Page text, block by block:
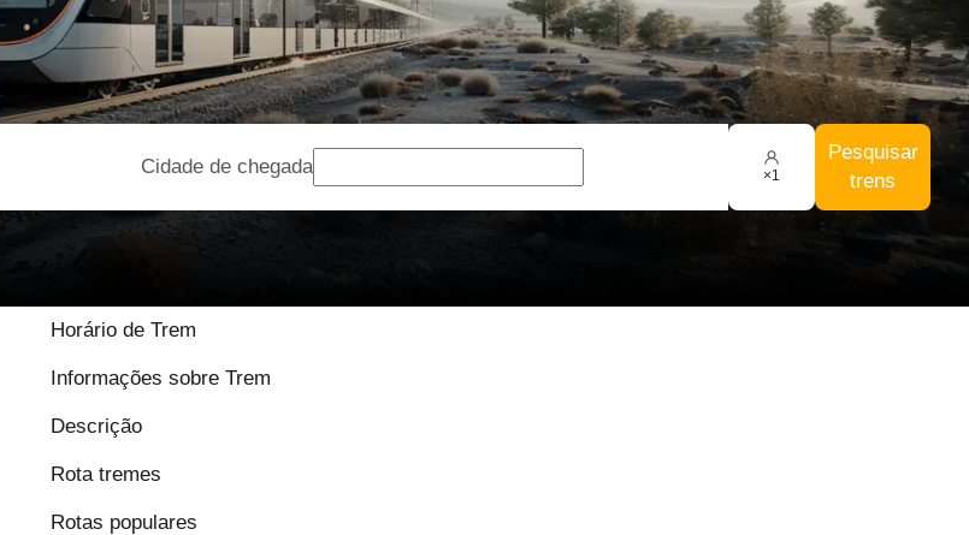
Cidade de chegada ×1
Pesquisar
trens
Horário de Trem
Informações sobre Trem
Descrição
Rota tremes
Rotas populares